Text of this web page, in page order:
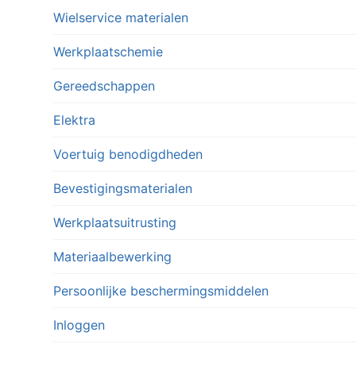
optie
gekozen
worden
Wielservice materialen
Werkplaatschemie
Gereedschappen
Elektra
Voertuig benodigdheden
Bevestigingsmaterialen
Werkplaatsuitrusting
Materiaalbewerking
Persoonlijke beschermingsmiddelen
Inloggen